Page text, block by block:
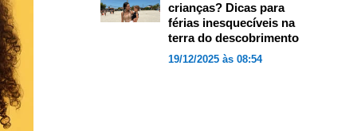
crianças? Dicas para
férias inesquecíveis na
terra do descobrimento
19/12/2025 às 08:54